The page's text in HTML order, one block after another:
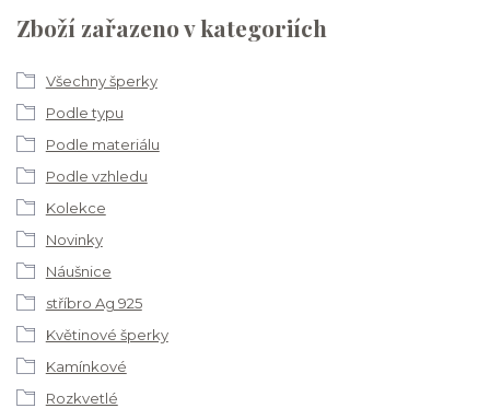
Zboží zařazeno v kategoriích
Všechny šperky
Podle typu
Podle materiálu
Podle vzhledu
Kolekce
Novinky
Náušnice
stříbro Ag 925
Květinové šperky
Kamínkové
Rozkvetlé